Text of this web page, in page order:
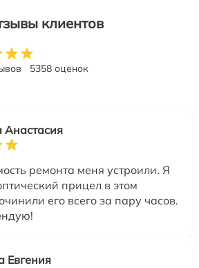
клиентов
5358 оценок
Анастасия
ремонта меня устроили. Я
прицел в этом
его всего за пару часов.
Евгения